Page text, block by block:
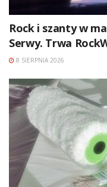
Rock i szanty w
Serwy. Trwa
8 SIERPNIA 2026